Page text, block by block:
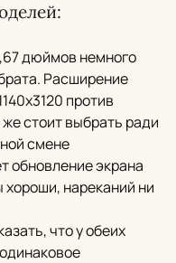
дюймов немного
Расширение
против
стоит выбрать ради
смене
обновление экрана
нареканий ни
что у обеих